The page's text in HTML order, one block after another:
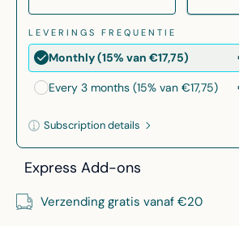
LEVERINGS FREQUENTIE
Monthly (15% van €17,75)
Every 3 months (15% van €17,75)
Subscription details
Here's how it works:
These prices include taxes, but not other
subscription auto-renews. It can be
Express Add-ons
Verzending gratis vanaf €20